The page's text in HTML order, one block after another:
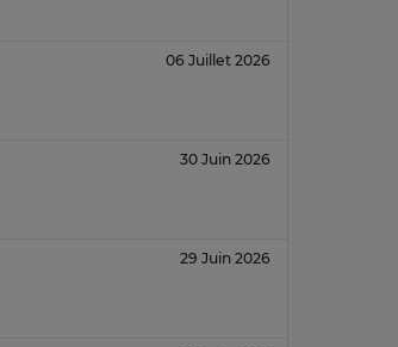
06 Juillet 2026
30 Juin 2026
29 Juin 2026